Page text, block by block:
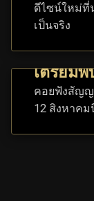
ดีไซน์ใหม่ที่
เป็นจริง
เตรียมพ
คอยฟังสัญญ
12 สิงหาคม